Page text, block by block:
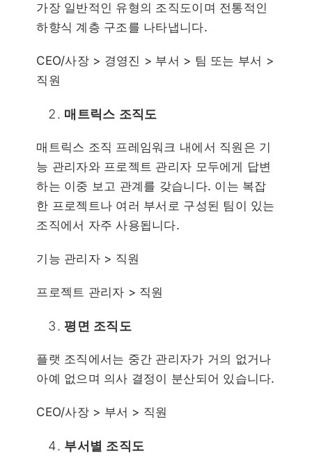
가장 일반적인 유형의 조직도이며 전통적인
하향식 계층 구조를 나타냅니다.
CEO/사장 > 경영진 > 부서 > 팀 또는 부서 >
직원
매트릭스 조직도
매트릭스 조직 프레임워크 내에서 직원은 기
능 관리자와 프로젝트 관리자 모두에게 답변
하는 이중 보고 관계를 갖습니다. 이는 복잡
한 프로젝트나 여러 부서로 구성된 팀이 있는
조직에서 자주 사용됩니다.
기능 관리자 > 직원
프로젝트 관리자 > 직원
평면 조직도
플랫 조직에서는 중간 관리자가 거의 없거나
아예 없으며 의사 결정이 분산되어 있습니다.
CEO/사장 > 부서 > 직원
부서별 조직도